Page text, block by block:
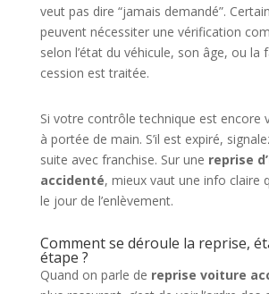
veut pas dire “jamais demandé”.
peuvent nécessiter une vérification
selon l’état du véhicule, son âge, ou la
cession est traitée.
Si votre contrôle technique est encore
à portée de main. S’il est expiré,
suite avec franchise. Sur une reprise
accidenté, mieux vaut une info claire
le jour de l’enlèvement.
Comment se déroule la reprise,
étape ?
Quand on parle de reprise voiture